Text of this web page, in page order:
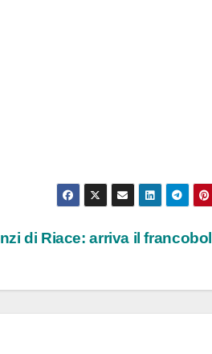
di Riace: arriva il